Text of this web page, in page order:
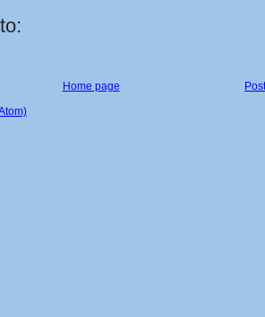
Home page